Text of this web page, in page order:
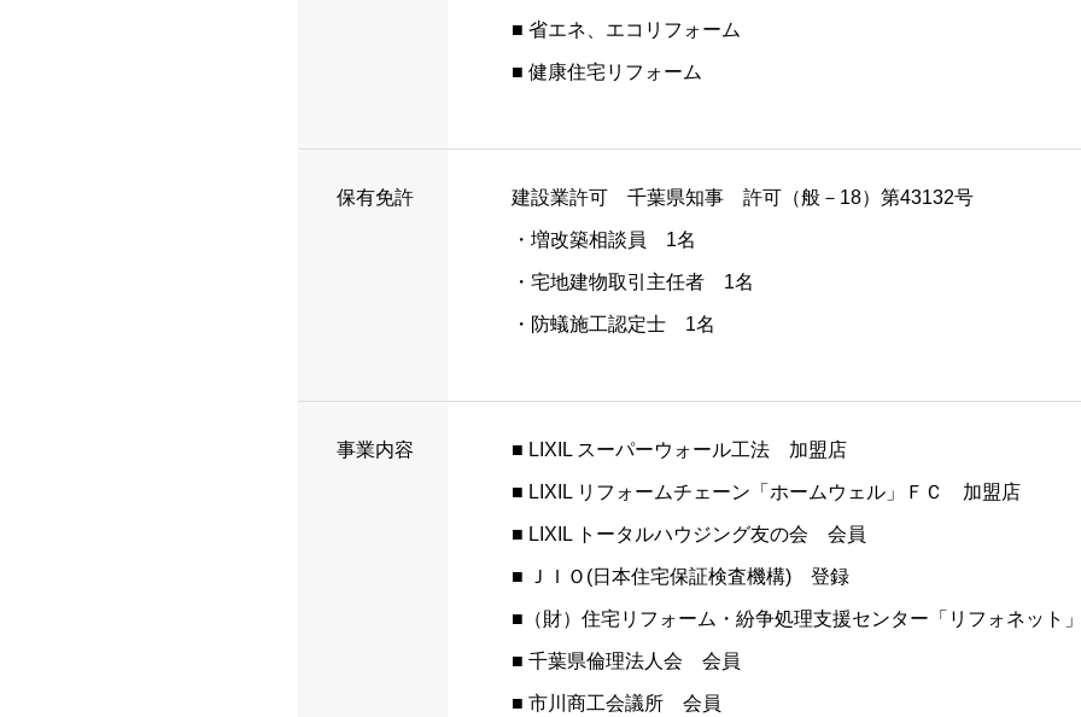
■ 省エネ、エコリフォーム
■ 健康住宅リフォーム
保有免許 建設業許可 千葉県知事 許可（般－18）第43132号
・増改築相談員 1名
・宅地建物取引主任者 1名
・防蟻施工認定士 1名
事業内容 ■ LIXIL スーパーウォール工法 加盟店
■ LIXIL リフォームチェーン「ホームウェル」ＦＣ 加盟店
■ LIXIL トータルハウジング友の会 会員
■ ＪＩＯ(日本住宅保証検査機構) 登録
■（財）住宅リフォーム・紛争処理支援センター「リフォネット
■ 千葉県倫理法人会 会員
■ 市川商工会議所 会員